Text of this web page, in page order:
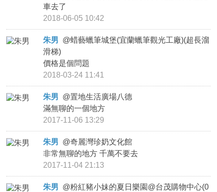
車去了
2018-06-05 10:42
朱男 @蜡藝蠟筆城堡(宜蘭蠟筆觀光工廠)(超長溜
滑梯)
價格是個問題
2018-03-24 11:41
朱男 @置地生活廣場八德
滿無聊的一個地方
2017-11-06 13:29
朱男 @奇麗灣珍奶文化館
非常無聊的地方 千萬不要去
2017-11-04 21:13
朱男 @粉紅豬小妹的夏日樂園@台茂購物中心(0